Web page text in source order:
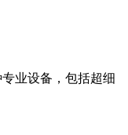
业设备，包括超细